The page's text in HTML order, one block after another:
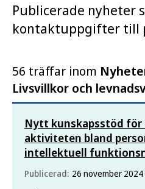
Publicerade nyheter
kontaktuppgifter till
56 träffar inom
Livsvillkor och
Nytt kunskapsstöd
aktiviteten bland
intellektuell
Publicerad: 26 november 2024